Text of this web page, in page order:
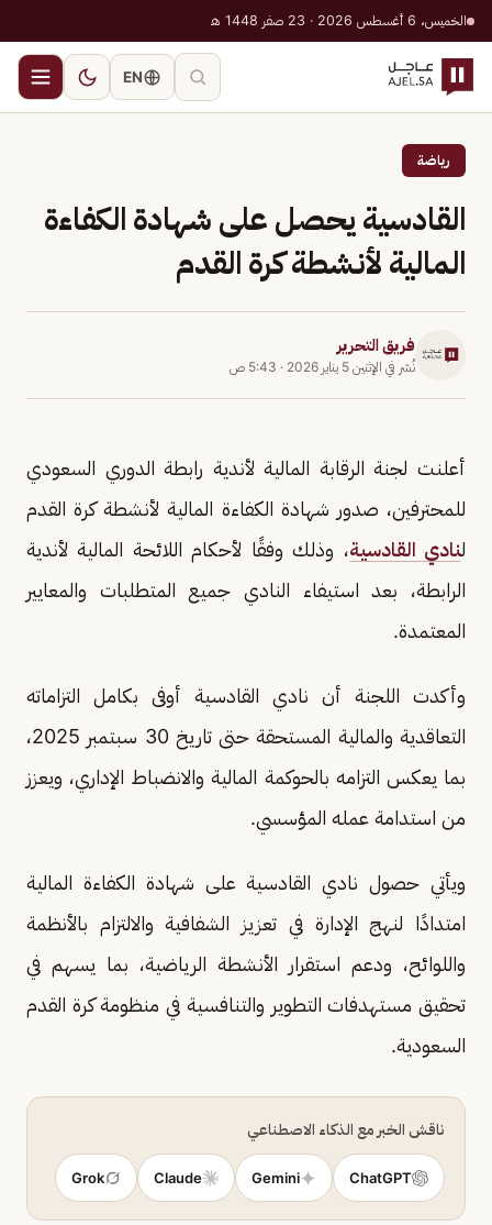
الخميس، 6 أغسطس 2026 · 23 صفر 1448 هـ
EN
رياضة
القادسية يحصل على شهادة الكفاءة
المالية لأنشطة كرة القدم
فريق التحرير
نُشر في الإثنين 5 يناير 2026 · 5:43 ص
أعلنت لجنة الرقابة المالية لأندية رابطة الدوري السعودي
للمحترفين، صدور شهادة الكفاءة المالية لأنشطة كرة القدم
لنادي القادسية، وذلك وفقًا لأحكام اللائحة المالية لأندية
الرابطة، بعد استيفاء النادي جميع المتطلبات والمعايير
المعتمدة.
وأكدت اللجنة أن نادي القادسية أوفى بكامل التزاماته
التعاقدية والمالية المستحقة حتى تاريخ 30 سبتمبر 2025،
بما يعكس التزامه بالحوكمة المالية والانضباط الإداري، ويعزز
من استدامة عمله المؤسسي.
ويأتي حصول نادي القادسية على شهادة الكفاءة المالية
امتدادًا لنهج الإدارة في تعزيز الشفافية والالتزام بالأنظمة
واللوائح، ودعم استقرار الأنشطة الرياضية، بما يسهم في
تحقيق مستهدفات التطوير والتنافسية في منظومة كرة القدم
السعودية.
ناقش الخبر مع الذكاء الاصطناعي
ChatGPT
Gemini
Claude
Grok